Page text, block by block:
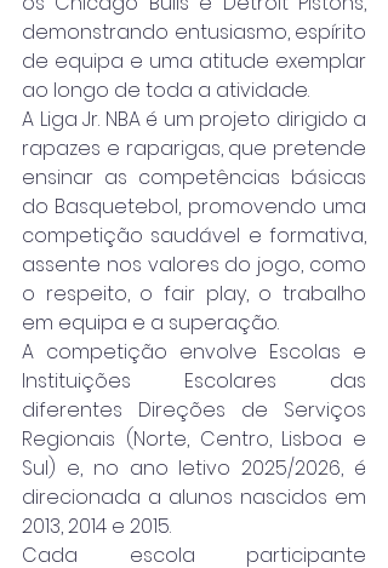
demonstrando entusiasmo, espírito
de equipa e uma atitude exemplar
ao longo de toda a atividade.
A Liga Jr. NBA é um projeto dirigido a
rapazes e raparigas, que pretende
ensinar as competências básicas
do Basquetebol, promovendo uma
competição saudável e formativa,
assente nos valores do jogo, como
o respeito, o fair play, o trabalho
em equipa e a superação.
A competição envolve Escolas e
Instituições Escolares das
diferentes Direções de Serviços
Regionais (Norte, Centro, Lisboa e
Sul) e, no ano letivo 2025/2026, é
direcionada a alunos nascidos em
2013, 2014 e 2015.
Cada escola participante